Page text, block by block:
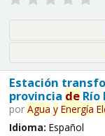
Estación
provincia deRío
por Agua y Energía
Idioma: Español